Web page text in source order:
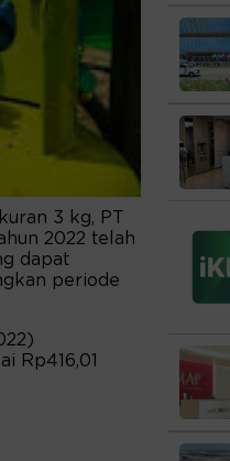
3 kg, PT
2022 telah
dapat
periode
Rp416,01